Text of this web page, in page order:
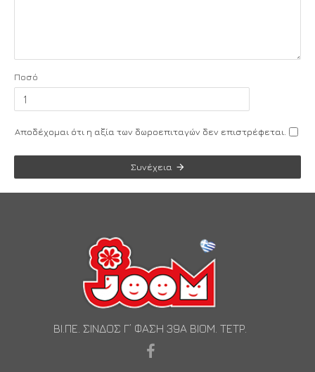
Ποσό
Αποδέχομαι ότι η αξία των δωροεπιταγών δεν επιστρέφεται.
Συνέχεια
ΒΙ.ΠΕ. ΣΙΝΔΟΣ Γ’ ΦΑΣΗ 39Α ΒΙΟΜ. ΤΕΤΡ.